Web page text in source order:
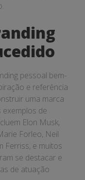
pessoal bem-
e referência
uma marca
exemplos de
Elon Musk,
Forleo, Neil
Ferriss, e muitos
se destacar e
de atuação